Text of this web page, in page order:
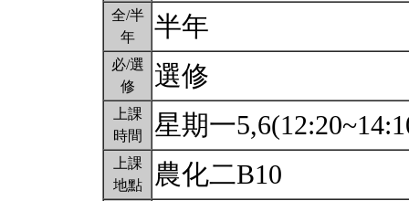
全/半
年
半年
必/選
修
選修
上課
時間
星期一
上課
地點
農化二B10